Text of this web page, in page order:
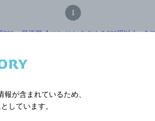
1
居酒屋,合コンにおすすめ,3,000円以上～
舗によりハイボール取り扱い銘柄が異なります。
ジ
が含まれているため、
しています。